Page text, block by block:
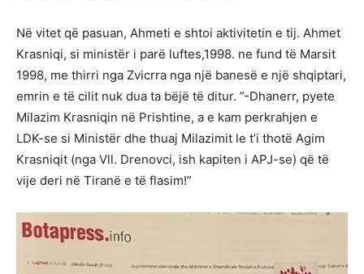
Në vitet që pasuan, Ahmeti e shtoi aktivitetin e tij. Ahmet
Krasniqi, si ministër i parë luftes,1998. ne fund të Marsit
1998, me thirri nga Zvicrra nga një banesë e një shqiptari,
emrin e të cilit nuk dua ta bëjë të ditur. ”-Dhanerr, pyete
Milazim Krasniqin në Prishtine, a e kam perkrahjen e
LDK-se si Ministër dhe thuaj Milazimit le t’i thotë Agim
Krasniqit (nga Vll. Drenovci, ish kapiten i APJ-se) që të
vije deri në Tiranë e të flasim!”